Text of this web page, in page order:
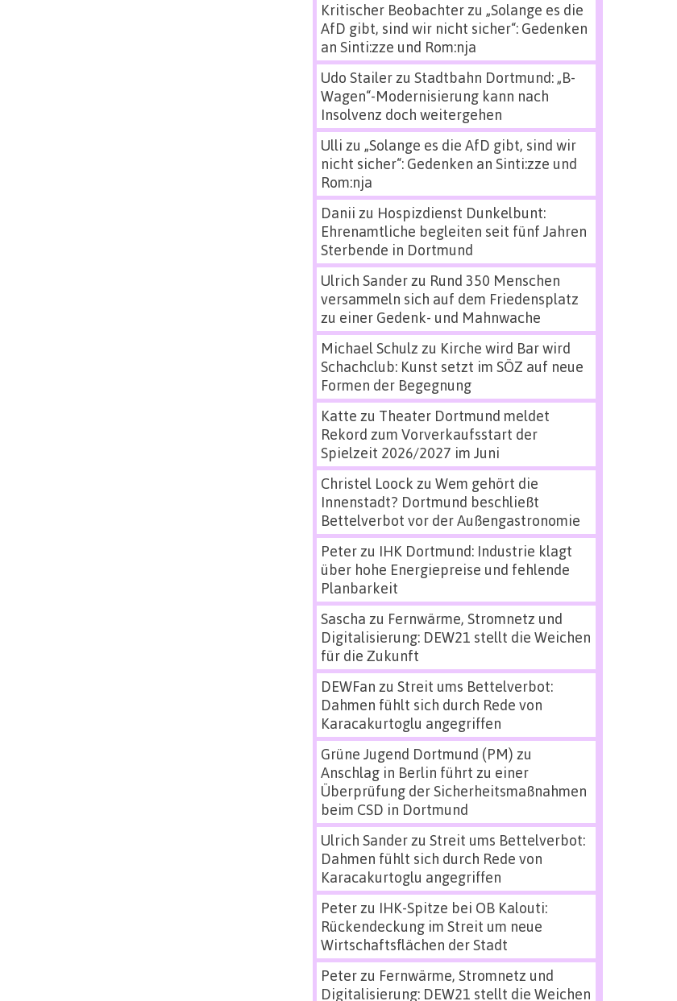
Kritischer Beobachterzu „Solange es die
AfD gibt, sind wir nicht sicher“: Gedenken
an Sinti:zze und Rom:nja
Udo Stailerzu Stadtbahn Dortmund: „B-
Wagen“-Modernisierung kann nach
Insolvenz doch weitergehen
Ulli zu „Solange es die AfD gibt, sind wir
nicht sicher“: Gedenken an Sinti:zze und
Rom:nja
Danii zu Hospizdienst Dunkelbunt:
Ehrenamtliche begleiten seit fünf Jahren
Sterbende in Dortmund
Ulrich Sanderzu Rund 350 Menschen
versammeln sich auf dem Friedensplatz
zu einer Gedenk- und Mahnwache
Michael Schulz zu Kirche wird Bar wird
Schachclub: Kunst setzt im SÖZ auf neue
Formen der Begegnung
Katte zu Theater Dortmund meldet
Rekord zum Vorverkaufsstart der
Spielzeit 2026/2027 im Juni
Christel Loock zu Wem gehört die
Innenstadt? Dortmund beschließt
Bettelverbot vor der Außengastronomie
Peterzu IHK Dortmund: Industrie klagt
über hohe Energiepreise und fehlende
Planbarkeit
Sascha zu Fernwärme, Stromnetz und
Digitalisierung: DEW21 stellt die Weichen
für die Zukunft
DEWFan zu Streit ums Bettelverbot:
Dahmen fühlt sich durch Rede von
Karacakurtoglu angegriffen
Grüne Jugend Dortmund (PM) zu
Anschlag in Berlin führt zu einer
Überprüfung der Sicherheitsmaßnahmen
beim CSD in Dortmund
Ulrich Sanderzu Streit ums Bettelverbot:
Dahmen fühlt sich durch Rede von
Karacakurtoglu angegriffen
Peterzu IHK-Spitze bei OB Kalouti:
Rückendeckung im Streit um neue
Wirtschaftsflächen der Stadt
Peterzu Fernwärme, Stromnetz und
Digitalisierung: DEW21 stellt die Weichen